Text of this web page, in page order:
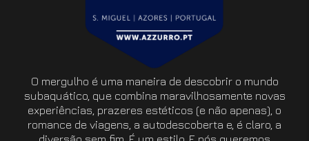
O mergulho é uma maneira de descobrir o mundo
subaquático, que combina maravilhosamente novas
experiências, prazeres estéticos (e não apenas), o
romance de viagens, a autodescoberta e, é claro, a